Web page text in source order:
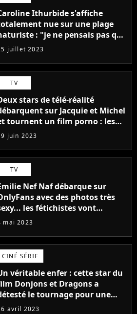
Ithurbide s'affiche
nue sur une plage
: "je ne pensais pas que
à le faire..."
juillet 2023
TV
stars de télé-réalité
sur Jacquie et Michel
tournent un film porno : les
images du tournage
(exclu)
juin 2023
TV
Nef Naf débarque sur
avec des photos très
les fétichistes vont
leur pied !
mai 2023
CINÉ SÉRIE
véritable enfer : cette star du
Donjons et Dragons a
le tournage pour une
très spéciale
avril 2023